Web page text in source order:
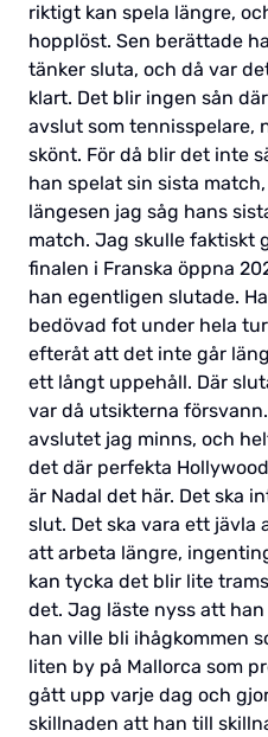
riktigt kan spela längre,
hopplöst. Sen berättade
tänker sluta, och då var
klart. Det blir ingen sån
avslut som tennisspelare,
skönt. För då blir det inte
han spelat sin sista
längesen jag såg hans
match. Jag skulle faktiskt
finalen i Franska öppna
han egentligen slutade.
bedövad fot under hela
efteråt att det inte går
ett långt uppehåll. Där
var då utsikterna
avslutet jag minns, och
det där perfekta
är Nadal det här. Det ska
slut. Det ska vara ett
att arbeta längre,
kan tycka det blir lite
det. Jag läste nyss att
han ville bli ihågkommen
liten by på Mallorca som
gått upp varje dag och
skillnaden att han till